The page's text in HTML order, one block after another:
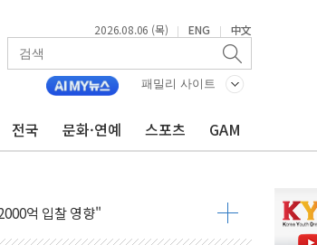
2026.08.06 (목) | ENG | 中文
패밀리 사이트
전국 문화·연예 스포츠 GAM
인
1000곳 경제통계조사
반도 지형서 FPV 공격훈련 공개
위 과징금 4억3200만원
...소부장 핵심기업 추가 육성